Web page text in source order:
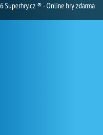
Superhry.cz ® - Online hry zdarma